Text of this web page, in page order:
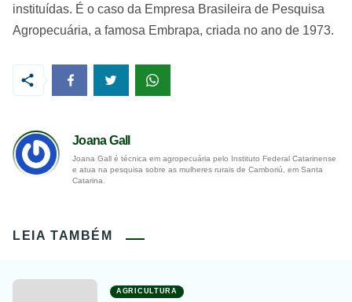
instituídas. É o caso da Empresa Brasileira de Pesquisa
Agropecuária, a famosa Embrapa, criada no ano de 1973.
Joana Gall
Joana Gall é técnica em agropecuária pelo Instituto Federal Catarinense
e atua na pesquisa sobre as mulheres rurais de Camboriú, em Santa
Catarina.
LEIA TAMBÉM
AGRICULTURA